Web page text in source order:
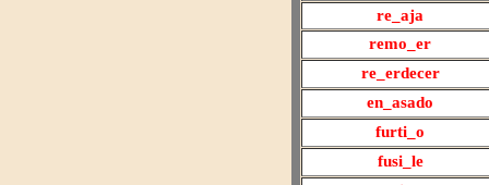
re _aja
remo _er
re_erdecer
en _asado
furti_o
fusi_le